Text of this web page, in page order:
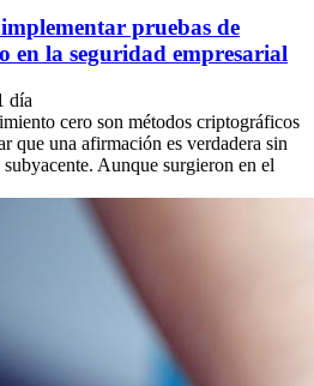
pruebas de
en la seguridad empresarial
día
cero son métodos criptográficos
que una afirmación es verdadera sin
Aunque surgieron en el